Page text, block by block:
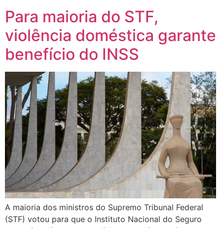
Para maioria do STF,
violência doméstica garante
benefício do INSS
A maioria dos ministros do Supremo Tribunal Federal
(STF) votou para que o Instituto Nacional do Seguro